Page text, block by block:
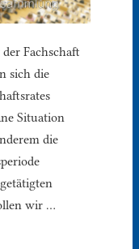
Fachschaft
sich die
Situation
die
wir …